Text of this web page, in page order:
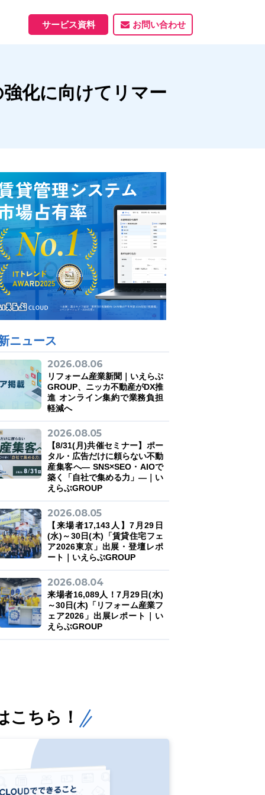
サービス一覧
制作実績
ホームページ制作実績
資料ダウンロード
サービス資料 お問い合わせ
化に向けてリマー
ニュース
2026.08.06
リフォーム産業新聞｜いえらぶ
GROUP、ニッカ不動産がDX推
進 オンライン集約で業務負担
軽減へ
2026.08.05
【8/31(月)共催セミナー】ポー
タル・広告だけに頼らない不動
産集客へ― SNS×SEO・AIOで
築く「自社で集める力」―｜い
えらぶGROUP
2026.08.05
【来場者17,143人】7月29日
(水)～30日(木)「賃貸住宅フェ
ア2026東京」出展・登壇レポ
ート｜いえらぶGROUP
2026.08.04
来場者16,089人！7月29日(水)
～30日(木)「リフォーム産業フ
ェア2026」出展レポート｜い
えらぶGROUP
こちら！